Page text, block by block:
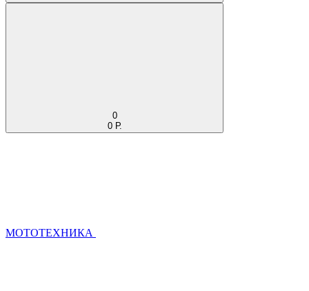
0
0 Р.
МОТОТЕХНИКА